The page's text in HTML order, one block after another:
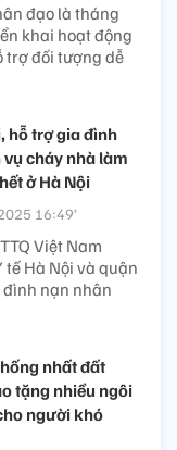
đạo là tháng
khai hoạt động
trợ đối tượng dễ
hỗ trợ gia đình
cháy nhà làm
ở Hà Nội
16:49’
Việt Nam
Hà Nội và quận
nạn nhân
nhất đất
tặng nhiều ngôi
người khó